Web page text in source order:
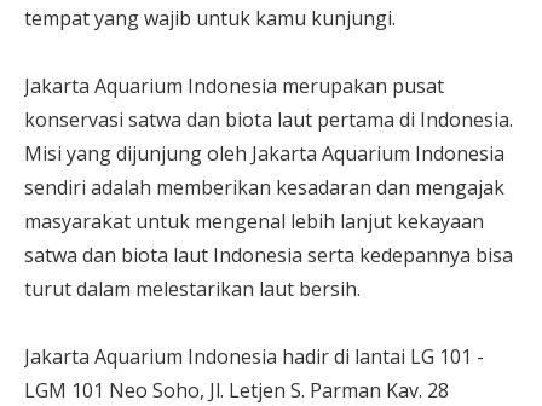
tempat yang wajib untuk kamu kunjungi.
Jakarta Aquarium Indonesia merupakan pusat
konservasi satwa dan biota laut pertama di Indonesia.
Misi yang dijunjung oleh Jakarta Aquarium Indonesia
sendiri adalah memberikan kesadaran dan mengajak
masyarakat untuk mengenal lebih lanjut kekayaan
satwa dan biota laut Indonesia serta kedepannya bisa
turut dalam melestarikan laut bersih.
Jakarta Aquarium Indonesia hadir di lantai LG 101 -
LGM 101 Neo Soho, Jl. Letjen S. Parman Kav. 28